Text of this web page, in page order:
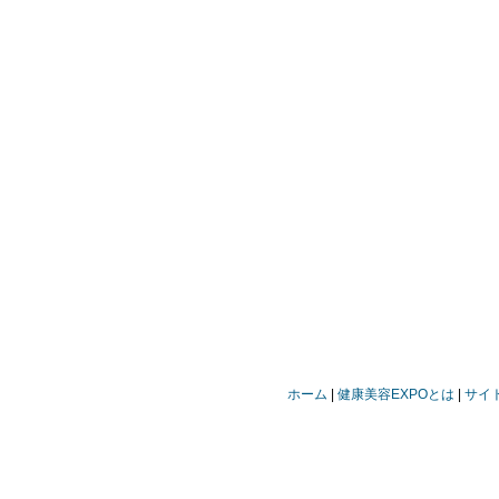
ホーム 健康美容EXPOとは サイ